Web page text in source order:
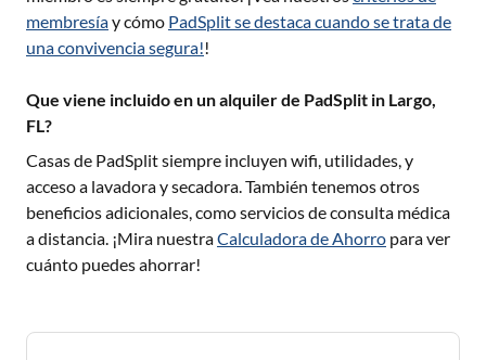
membresíay cómo PadSplit se destaca cuando se trata de
una convivencia segura!!
Que viene incluido en un alquiler de PadSplit in Largo,
FL?
Casas de PadSplit siempre incluyen wifi, utilidades, y
acceso a lavadora y secadora. También tenemos otros
beneficios adicionales, como servicios de consulta médica
a distancia. ¡Mira nuestraCalculadora de Ahorro para ver
cuánto puedes ahorrar!